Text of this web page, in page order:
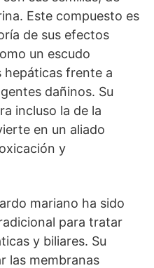
Este compuesto es
de sus efectos
un escudo
hepáticas frente a
dañinos. Su
incluso la de la
en un aliado
y
mariano ha sido
para tratar
y biliares. Su
las membranas